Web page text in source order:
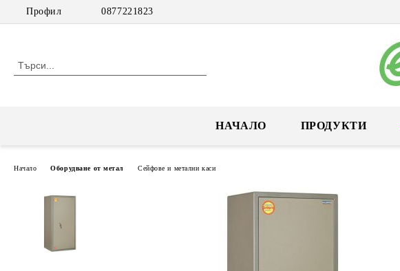
Профил 0877221823
НАЧАЛО ПРОДУКТИ
Начало Оборудване от метал Сейфове и метални каси